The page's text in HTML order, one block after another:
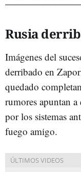
Rusia
Imágenes del
derribado en
quedado
rumores apuntan
por los sistemas
fuego amigo.